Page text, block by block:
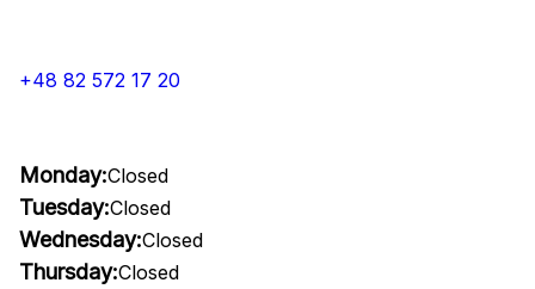
+48 82 572 17 20
Monday:Closed
Tuesday:Closed
Wednesday:Closed
Thursday:Closed